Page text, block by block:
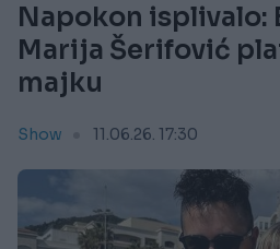
Napokon isplivalo:
Marija Šerifović
majku
Show 11.06.26. 17:30